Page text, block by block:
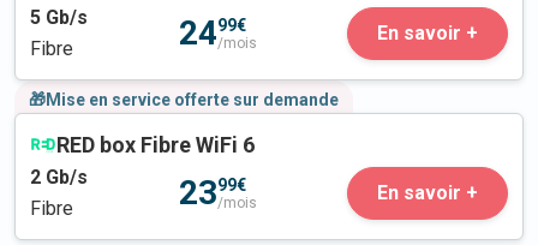
5 Gb/s
Fibre
2499€
/mois En savoir +
🎁Mise en service offerte sur demande
RED box Fibre WiFi 6
2 Gb/s
Fibre
2399€
/mois En savoir +